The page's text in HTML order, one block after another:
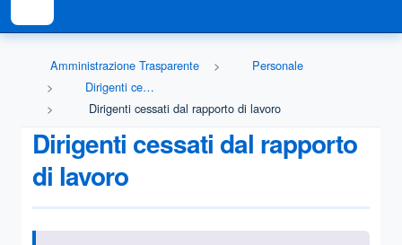
Amministrazione Trasparente
Personale
Dirigenti cessati
Dirigenti cessati dal rapporto di lavoro
Dirigenti cessati dal rapporto
di lavoro